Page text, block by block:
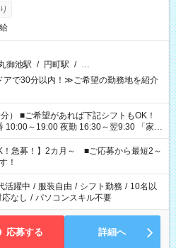
御池駅 / 円町駅 / …
で30分以内！≫ご希望の勤務地を紹介
もOK！
～19:00 夜勤 16:30～翌9:30 「家族
「余裕を持って夕飯の準備がしたい」
くない」 など、ご希望を教えてください
勤務時間。 合計で週40時間を超える場
！急募！】2カ月～ ■ご応募から最短2～
！
活躍中 / 服装自由 / シフト勤務 / 10名以
なし / パソコンスキル不要
応募する 詳細へ